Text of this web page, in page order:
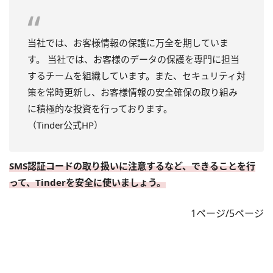
当社では、お客様情報の保護に万全を期していま
す。 当社では、お客様のデータの保護を専門に担当
するチームを組織しています。また、セキュリティ対
策を常時更新し、お客様情報の安全確保の取り組み
に積極的な投資を行っております。
（Tinder公式HP）
SMS認証コードの取り扱いに注意するなど、できることを行
って、Tinderを安全に使いましょう。
1ページ/5ページ